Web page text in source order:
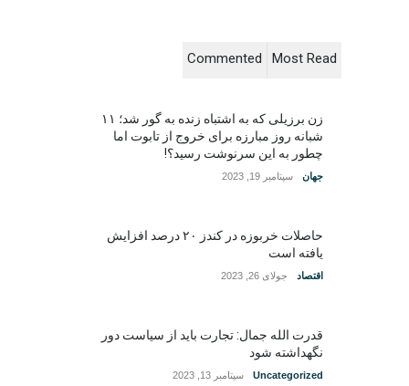
Most Read
Commented
زن برزیلی که به اشتباه زنده به گور شد؛ ۱۱
شبانه روز مبارزه برای خروج از تابوت اما
چطور به این سرنوشت رسید؟!
جهان سپتامبر 19, 2023
حاصلات خربوزه در کندز ۲۰ درصد افزایش
یافته است
اقتصاد جولای 26, 2023
قدرت الله جمال: تجارت باید از سیاست دور
نگهداشته شود
Uncategorized سپتامبر 13, 2023